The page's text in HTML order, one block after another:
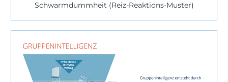
Schwarmdummheit (Reiz-Reaktions-Muster)